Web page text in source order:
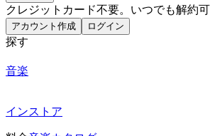
クレジットカード不要。いつでも解約可
アカウント作成 ログイン
探す
音楽
インストア